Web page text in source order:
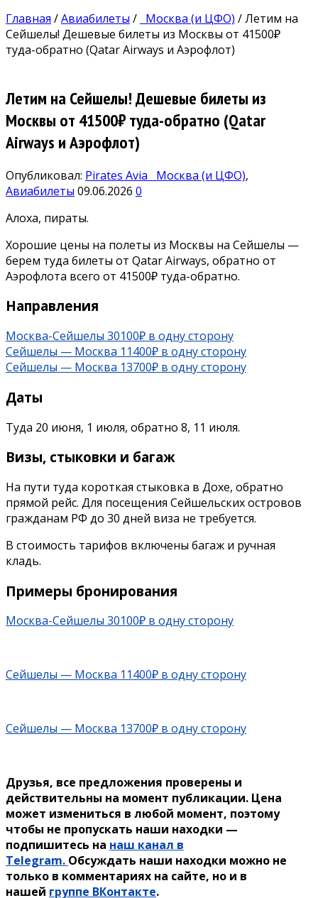
Главная /Авиабилеты / Москва (и ЦФО) /Летим на
Сейшелы! Дешевые билеты из Москвы от 41500₽
туда-обратно (Qatar Airways и Аэрофлот)
Летим на Сейшелы! Дешевые билеты из
Москвы от 41500₽ туда-обратно (Qatar
Airways и Аэрофлот)
Опубликовал: Pirates Avia Москва (и ЦФО),
Авиабилеты 09.06.2026 0
Алоха, пираты.
Хорошие цены на полеты из Москвы на Сейшелы —
берем туда билеты от Qatar Airways, обратно от
Аэрофлота всего от 41500₽ туда-обратно.
Направления
Москва-Сейшелы 30100₽ в одну сторону
Сейшелы — Москва 11400₽ в одну сторону
Сейшелы — Москва 13700₽ в одну сторону
Даты
Туда 20 июня, 1 июля, обратно 8, 11 июля.
Визы, стыковки и багаж
На пути туда короткая стыковка в Дохе, обратно
прямой рейс. Для посещения Сейшельских островов
гражданам РФ до 30 дней виза не требуется.
В стоимость тарифов включены багаж и ручная
кладь.
Примеры бронирования
Москва-Сейшелы 30100₽ в одну сторону
Сейшелы — Москва 11400₽ в одну сторону
Сейшелы — Москва 13700₽ в одну сторону
Друзья, все предложения проверены и
действительны на момент публикации. Цена
может измениться в любой момент, поэтому
чтобы не пропускать наши находки —
подпишитесь на наш канал в
Telegram. Обсуждать наши находки можно не
только в комментариях на сайте, но и в
нашей группе ВКонтакте.